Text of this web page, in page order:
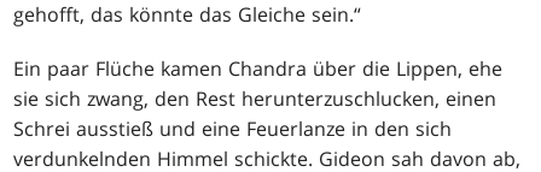
gehofft, das könnte das Gleiche sein.“
Ein paar Flüche kamen Chandra über die Lippen, ehe
sie sich zwang, den Rest herunterzuschlucken, einen
Schrei ausstieß und eine Feuerlanze in den sich
verdunkelnden Himmel schickte. Gideon sah davon ab,